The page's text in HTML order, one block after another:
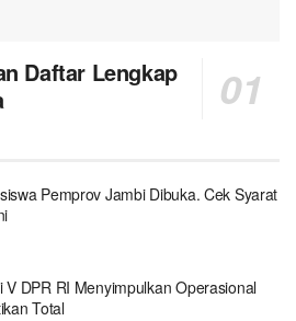
Daftar Lengkap
Pemprov Jambi Dibuka. Cek Syarat
V DPR RI Menyimpulkan Operasional
Total